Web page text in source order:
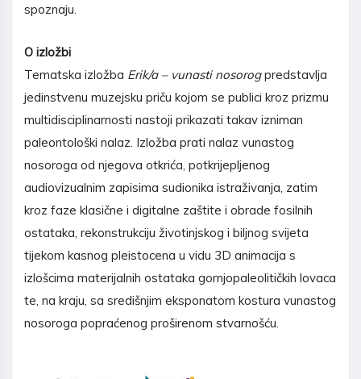
spoznaju.
O izložbi
Tematska izložba Erik/a – vunasti nosorogpredstavlja
jedinstvenu muzejsku priču kojom se publici kroz prizmu
multidisciplinarnosti nastoji prikazati takav izniman
paleontološki nalaz. Izložba prati nalaz vunastog
nosoroga od njegova otkrića, potkrijepljenog
audiovizualnim zapisima sudionika istraživanja, zatim
kroz faze klasične i digitalne zaštite i obrade fosilnih
ostataka, rekonstrukciju životinjskog i biljnog svijeta
tijekom kasnog pleistocena u vidu 3D animacija s
izlošcima materijalnih ostataka gornjopaleolitičkih lovaca
te, na kraju, sa središnjim eksponatom kostura vunastog
nosoroga popraćenog proširenom stvarnošću.